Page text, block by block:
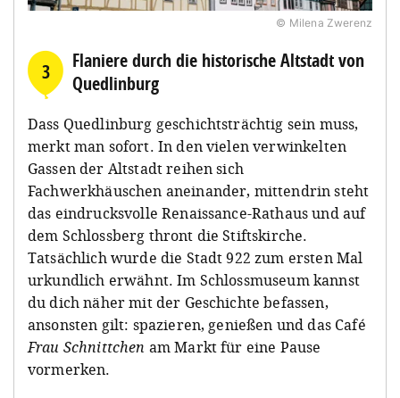
© Milena Zwerenz
3
Flaniere durch die historische Altstadt von
Quedlinburg
Dass Quedlinburg geschichtsträchtig sein muss,
merkt man sofort. In den vielen verwinkelten
Gassen der Altstadt reihen sich
Fachwerkhäuschen aneinander, mittendrin steht
das eindrucksvolle Renaissance-Rathaus und auf
dem Schlossberg thront die Stiftskirche.
Tatsächlich wurde die Stadt 922 zum ersten Mal
urkundlich erwähnt. Im Schlossmuseum kannst
du dich näher mit der Geschichte befassen,
ansonsten gilt: spazieren, genießen und das Café
Frau Schnittchen am Markt für eine Pause
vormerken.